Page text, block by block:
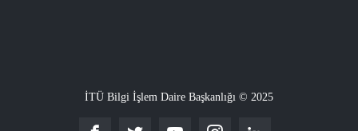
İTÜ Bilgi İşlem Daire Başkanlığı © 2025